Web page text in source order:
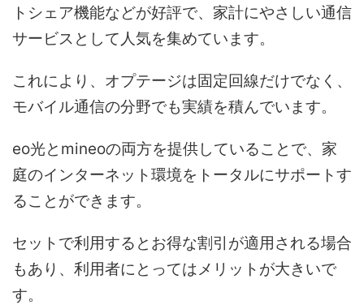
トシェア機能などが好評で、家計にやさしい通信
サービスとして人気を集めています。
これにより、オプテージは固定回線だけでなく、
モバイル通信の分野でも実績を積んでいます。
eo光とmineoの両方を提供していることで、家
庭のインターネット環境をトータルにサポートす
ることができます。
セットで利用するとお得な割引が適用される場合
もあり、利用者にとってはメリットが大きいで
す。